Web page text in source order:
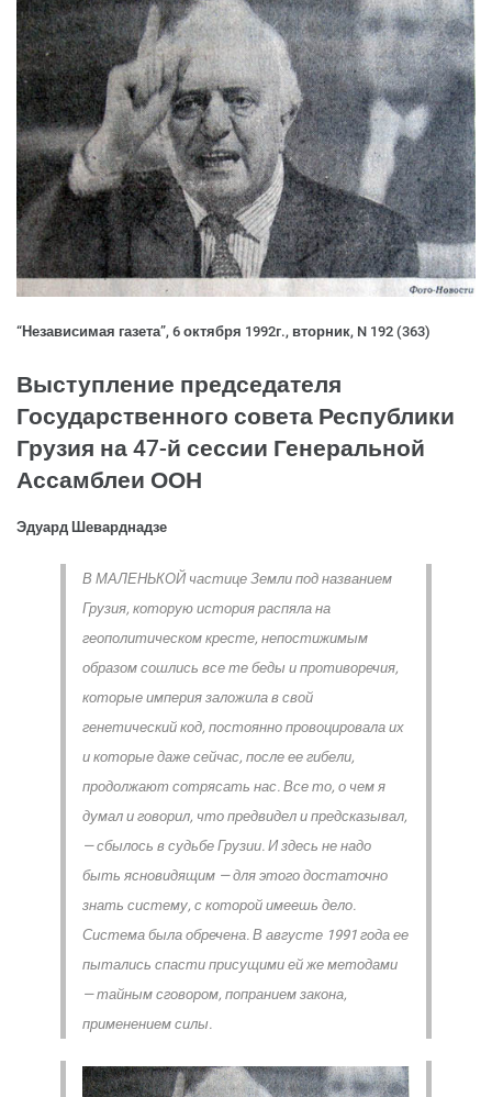
“Независимая газета”, 6 октября 1992г., вторник, N 192 (363)
Выступление председателя
Государственного совета Республики
Грузия на 47-й сессии Генеральной
Ассамблеи ООН
Эдуард Шеварднадзе
В МАЛЕНЬКОЙ частице Земли под названием
Грузия, которую история распяла на
геополитическом кресте, непостижимым
образом сошлись все те беды и противоречия,
которые империя заложила в свой
генетический код, постоянно провоцировала их
и которые даже сейчас, после ее гибели,
продолжают сотрясать нас. Все то, о чем я
думал и говорил, что предвидел и предсказывал,
— сбылось в судьбе Грузии. И здесь не надо
быть ясновидящим — для этого достаточно
знать систему, с которой имеешь дело.
Система была обречена. В августе 1991 года ее
пытались спасти присущими ей же методами
— тайным сговором, попранием закона,
применением силы.